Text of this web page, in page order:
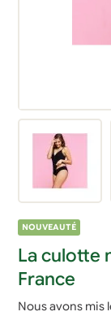
NOUVEAUTÉ
La culotte
France
Nous avons mis